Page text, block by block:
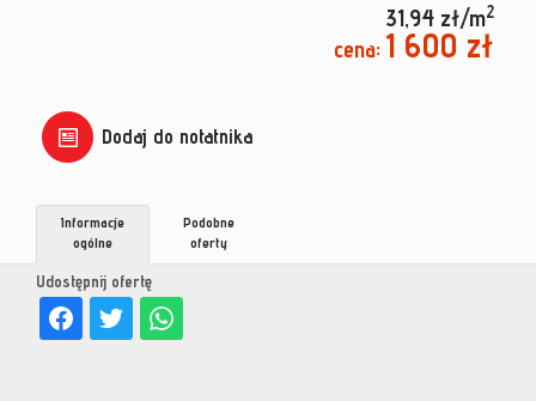
31,94 zł/m2
cena: 1 600 zł
Dodaj do notatnika
Udostępnij ofertę
Informacje
ogólne
Podobne
oferty